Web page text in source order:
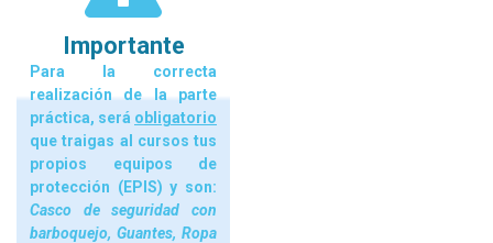
Importante
Para la correcta
realización de la parte
práctica, será obligatorio
que traigas al cursos tus
propios equipos de
protección (EPIS) y son:
Casco de seguridad con
barboquejo, Guantes, Ropa